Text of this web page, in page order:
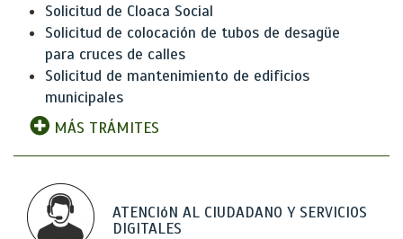
Solicitud de Cloaca Social
Solicitud de colocación de tubos de desagüe
para cruces de calles
Solicitud de mantenimiento de edificios
municipales
MÁS TRÁMITES
ATENCIóN AL CIUDADANO Y SERVICIOS
DIGITALES